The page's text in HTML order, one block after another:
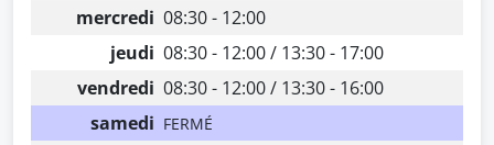
mercredi 08:30 - 12:00
jeudi 08:30 - 12:00 / 13:30 - 17:00
vendredi 08:30 - 12:00 / 13:30 - 16:00
samedi FERMÉ